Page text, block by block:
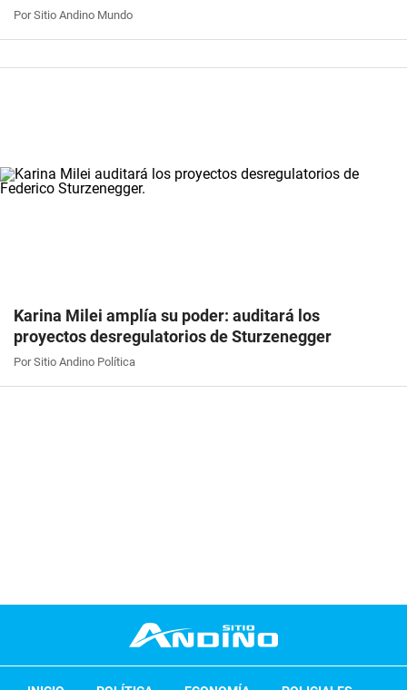
Por Sitio Andino Mundo
Karina Milei amplía su poder: auditará los
proyectos desregulatorios de Sturzenegger
Por Sitio Andino Política